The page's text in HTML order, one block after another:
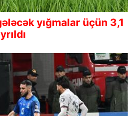
yığmalar üçün 3,1